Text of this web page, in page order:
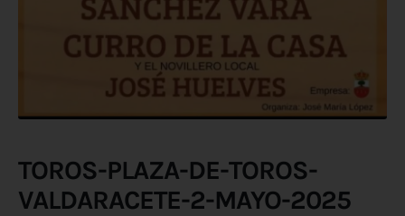
TOROS-PLAZA-DE-TOROS-
VALDARACETE-2-MAYO-2025